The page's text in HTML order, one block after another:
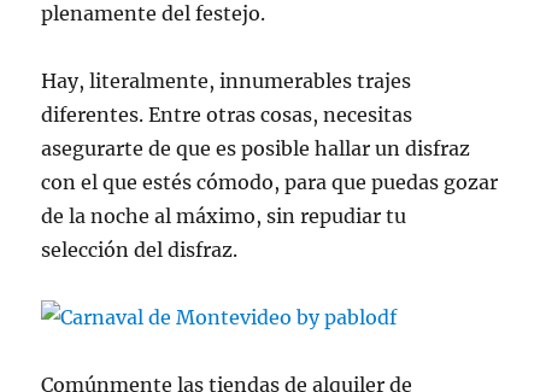
plenamente del festejo.
Hay, literalmente, innumerables trajes
diferentes. Entre otras cosas, necesitas
asegurarte de que es posible hallar un disfraz
con el que estés cómodo, para que puedas gozar
de la noche al máximo, sin repudiar tu
selección del disfraz.
Comúnmente las tiendas de alquiler de